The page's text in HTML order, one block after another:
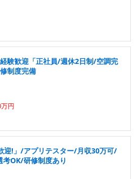
験歓迎「正社員/週休2日制/空調完
制度完備
円
迎!」/アプリテスター/月収30万可/
OK/研修制度あり